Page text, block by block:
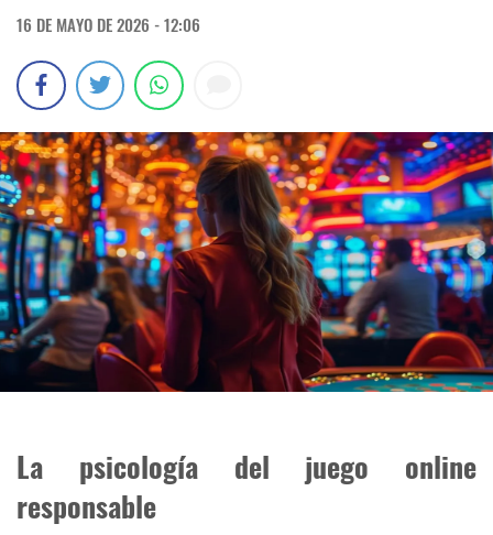
16 DE MAYO DE 2026 - 12:06
La psicología del juego online
responsable